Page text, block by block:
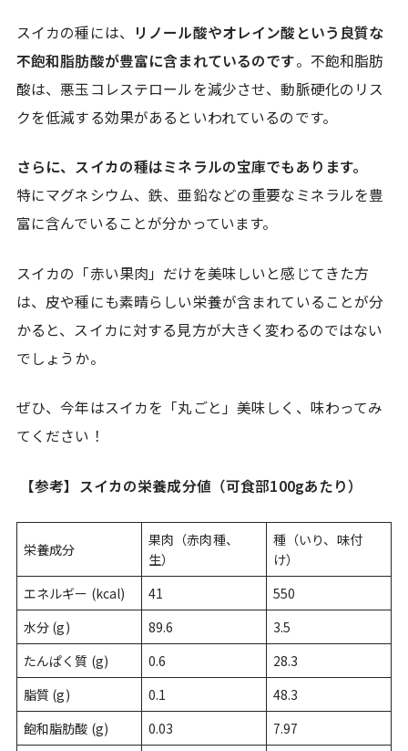
スイカの種には、
リノール酸やオレイン酸という良質な
不飽和脂肪酸が豊富に含まれているのです。不飽和脂肪
酸は、悪玉コレステロールを減少させ、動脈硬化のリス
クを低減する効果があるといわれているのです。
さらに、スイカの種はミネラルの宝庫でもあります。
特にマグネシウム、鉄、亜鉛などの重要なミネラルを豊
富に含んでいることが分かっています。
スイカの「赤い果肉」だけを美味しいと感じてきた方
は、皮や種にも素晴らしい栄養が含まれていることが分
かると、スイカに対する見方が大きく変わるのではない
でしょうか。
ぜひ、今年はスイカを「丸ごと」美味しく、味わってみ
てください！
【参考】スイカの栄養成分値（可食部100gあたり）
栄養成分
果肉（赤肉種、
生）
種（いり、味付
け）
エネルギー (kcal)
41
550
水分 (g)
89.6
3.5
たんぱく質 (g)
0.6
28.3
脂質 (g)
0.1
48.3
飽和脂肪酸 (g)
0.03
7.97